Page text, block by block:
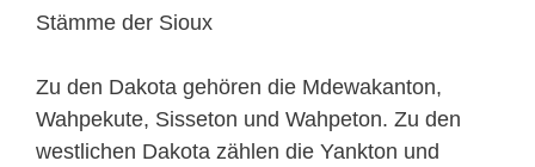
Stämme der Sioux
Zu den Dakota gehören die Mdewakanton,
Wahpekute, Sisseton und Wahpeton. Zu den
westlichen Dakota zählen die Yankton und